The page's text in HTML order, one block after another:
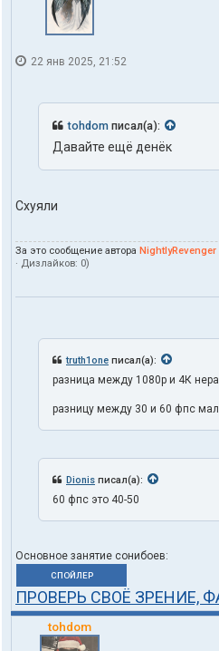
h
d
22 янв 2025, 21:52
tohdom писал(а):
Давайте ещё денёк
Схуяли
За это сообщение автора NightlyRevenger
· Дизлайков: 0)
truth1one писал(а):
разница между 1080p и 4К
разницу между 30 и 60 фпс
Dionis писал(а):
60 фпс это 40-50
Основное занятие сонибоев:
СПОЙЛЕР
ПРОВЕРЬ СВОЁ ЗРЕНИЕ,
tohdom